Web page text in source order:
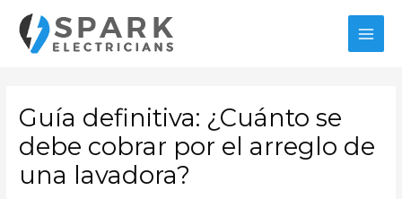
contenido
Guía definitiva: ¿Cuánto se
debe cobrar por el arreglo de
una lavadora?